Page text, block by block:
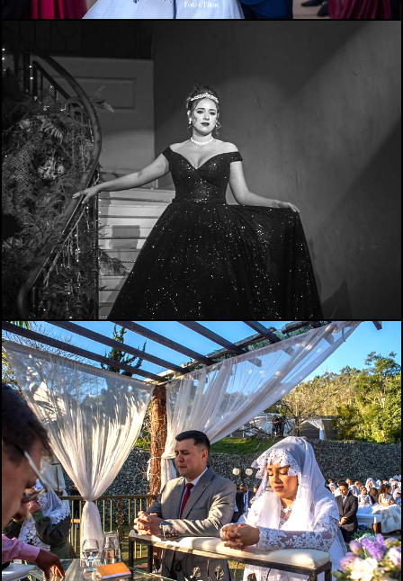
1440 0
1745 1